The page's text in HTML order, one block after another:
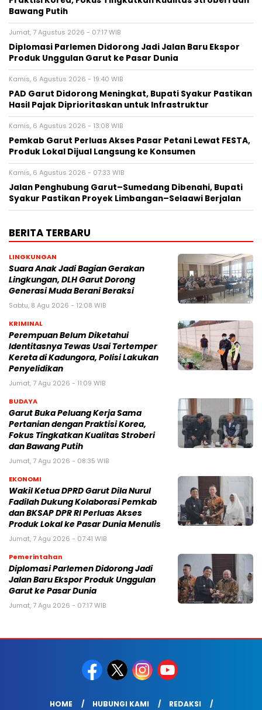
Bawang Putih
Jumat, 7 Agustus 2026 - 07:17 WIB
Diplomasi Parlemen Didorong Jadi Jalan Baru Ekspor
Produk Unggulan Garut ke Pasar Dunia
Kamis, 6 Agustus 2026 - 19:40 WIB
PAD Garut Didorong Meningkat, Bupati Syakur Pastikan
Hasil Pajak Diprioritaskan untuk Infrastruktur
Kamis, 6 Agustus 2026 - 13:08 WIB
Pemkab Garut Perluas Akses Pasar Petani Lewat FESTA,
Produk Lokal Dijual Langsung ke Konsumen
Kamis, 6 Agustus 2026 - 07:33 WIB
Jalan Penghubung Garut–Sumedang Dibenahi, Bupati
Syakur Pastikan Proyek Limbangan–Selaawi Berjalan
BERITA TERBARU
LINGKUNGAN
Suara Anak Jadi Bagian Gerakan
Lingkungan, DLH Garut Dorong
Generasi Muda Berani Beraksi
Sabtu, 8 Agu 2026 - 12:08 WIB
KRIMINAL
Perempuan Belum Diketahui
Identitasnya Tewas Usai Tertemper
Kereta di Kadungora, Polisi Lakukan
Penyelidikan
Jumat, 7 Agu 2026 - 11:09 WIB
BUDAYA
Garut Buka Peluang Kerja Sama
Pertanian dengan Praktisi Korea,
Fokus Tingkatkan Kualitas Stroberi
dan Bawang Putih
Jumat, 7 Agu 2026 - 08:35 WIB
EKONOMI
Wakil Ketua DPRD Garut Dila Nurul
Fadilah Dukung Kolaborasi Pemkab
dan BKSAP DPR RI Perluas Akses
Produk Lokal ke Pasar Dunia Menulis
Jumat, 7 Agu 2026 - 07:41 WIB
Pemerintahan
Diplomasi Parlemen Didorong Jadi
Jalan Baru Ekspor Produk Unggulan
Garut ke Pasar Dunia
Jumat, 7 Agu 2026 - 07:17 WIB
HOME HUBUNGI KAMI
REDAKSI